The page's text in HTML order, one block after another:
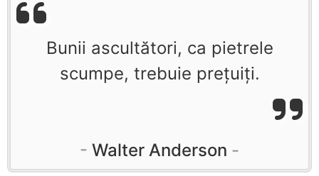
Bunii ascultători, ca pietrele
scumpe, trebuie preţuiţi.
Walter Anderson